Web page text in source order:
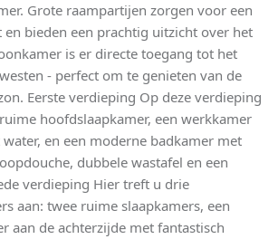
Grote raampartijen zorgen voor een
en bieden een prachtig uitzicht over het
is er directe toegang tot het
- perfect om te genieten van de
Eerste verdieping Op deze verdieping
hoofdslaapkamer, een werkkamer
en een moderne badkamer met
dubbele wastafel en een
verdieping Hier treft u drie
aan: twee ruime slaapkamers, een
aan de achterzijde met fantastisch